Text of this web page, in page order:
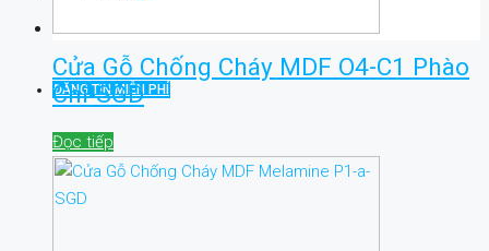
ĐĂNG TIN MIỄN PHÍ
Cửa Gỗ Chống Cháy MDF O4-C1 Phào
Chi-SGD
Đọc tiếp